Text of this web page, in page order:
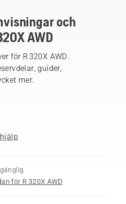
och
AWD
för R 320X AWD.
guider,
mer.
för R 320X AWD